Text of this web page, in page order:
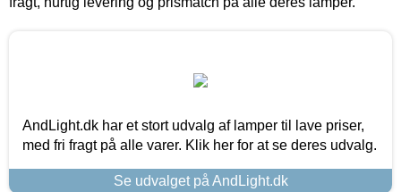
AndLight.dk har et stort udvalg af lamper til lave priser,
med fri fragt på alle varer. Klik her for at se deres udvalg.
Se udvalget på AndLight.dk